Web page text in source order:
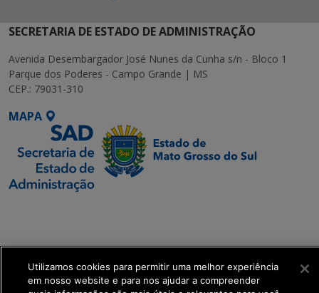
SECRETARIA DE ESTADO DE ADMINISTRAÇÃO
Avenida Desembargador José Nunes da Cunha s/n - Bloco 1
Parque dos Poderes - Campo Grande | MS
CEP.: 79031-310
MAPA
Transformação Digital
get_footer();
Utilizamos cookies para permitir uma melhor experiência
em nosso website e para nos ajudar a compreender